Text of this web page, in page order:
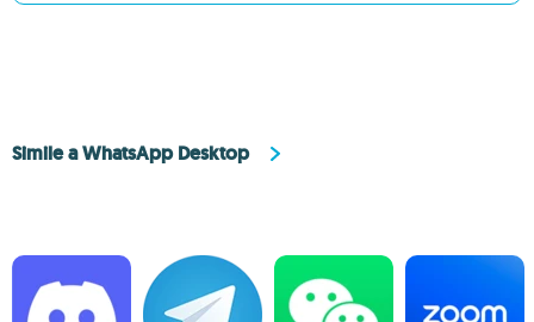
Simile a WhatsApp Desktop